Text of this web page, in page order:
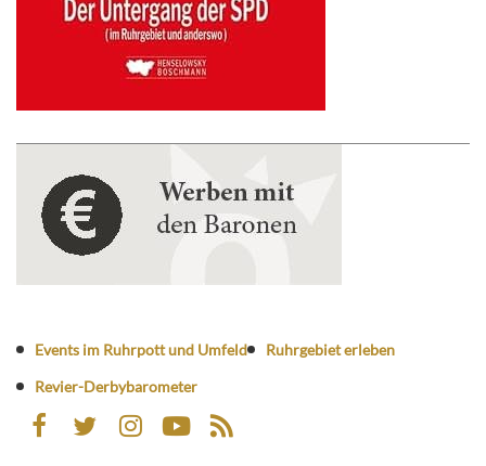
Events im Ruhrpott und Umfeld
Ruhrgebiet erleben
Revier-Derbybarometer